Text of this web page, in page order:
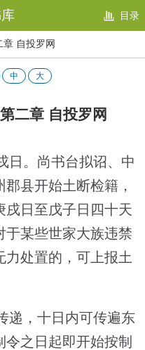
目录
自投罗网
中 大
二章 自投罗网
。尚书台拟诏、中
县开始土断检籍，
戌日至戊子日四十天
于某些世家大族违禁
处置的，可上报土
，十日内可传遍东
之日起即开始按制